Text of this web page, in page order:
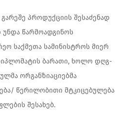
პროდუქციის შესაძენად
წარმოადგინოს
საქმეთა სამინისტროს მიერ
ბარათი, ხოლო დღგ-
ორგანზიაციებმა
წერილობითი მტკიცებულება
შესახებ.